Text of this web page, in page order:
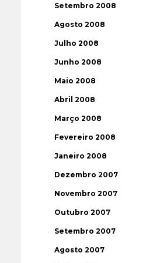
Setembro 2008
Agosto 2008
Julho 2008
Junho 2008
Maio 2008
Abril 2008
Março 2008
Fevereiro 2008
Janeiro 2008
Dezembro 2007
Novembro 2007
Outubro 2007
Setembro 2007
Agosto 2007